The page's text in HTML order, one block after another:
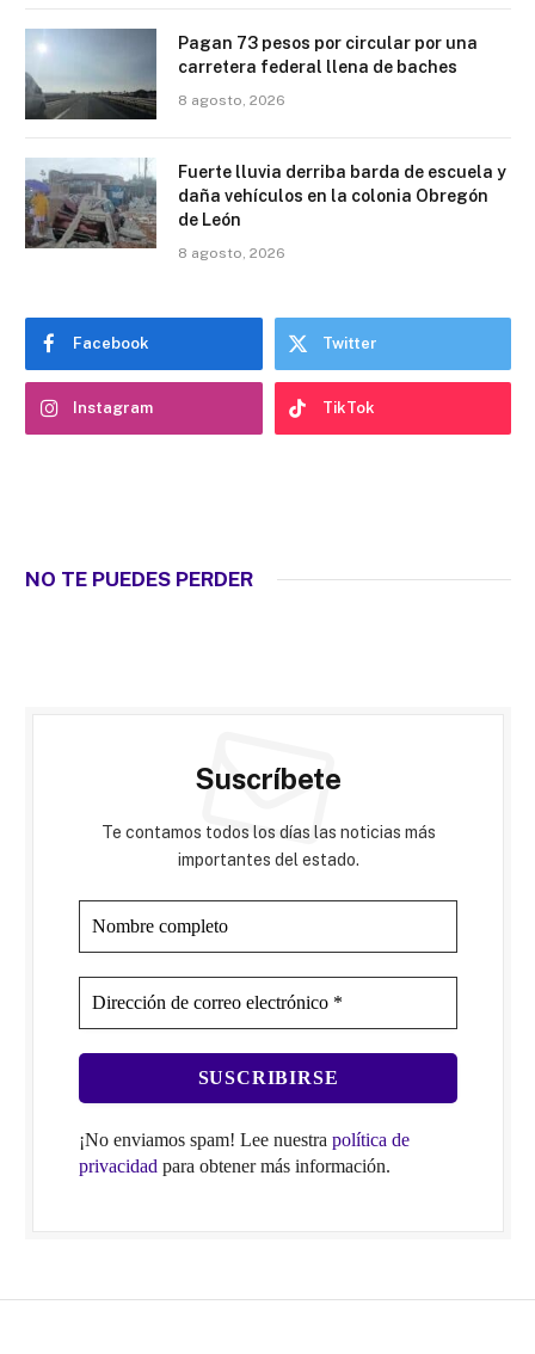
Pagan 73 pesos por circular por una
carretera federal llena de baches
8 agosto, 2026
Fuerte lluvia derriba barda de escuela y
daña vehículos en la colonia Obregón
de León
8 agosto, 2026
Facebook Twitter
Instagram TikTok
NO TE PUEDES PERDER
Suscríbete
Te contamos todos los días las noticias más
importantes del estado.
¡No enviamos spam! Lee nuestra política de
privacidad para obtener más información.